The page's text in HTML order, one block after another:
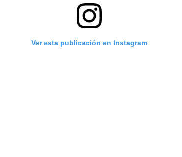
Ver esta publicación en Instagram